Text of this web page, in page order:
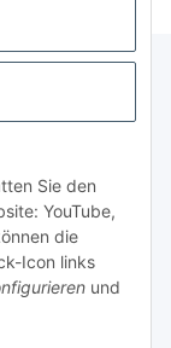
Sie den
YouTube,
die
Icon links
und